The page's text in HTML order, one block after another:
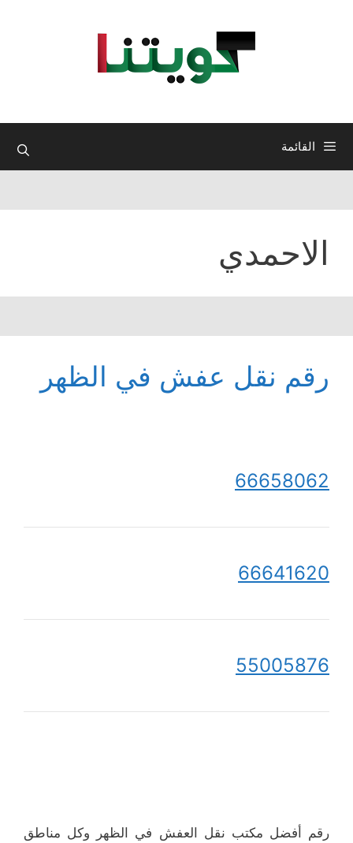
القائمة
الاحمدي
رقم نقل عفش في الظهر
66658062
66641620
55005876
رقم أفضل مكتب نقل العفش في الظهر وكل مناطق